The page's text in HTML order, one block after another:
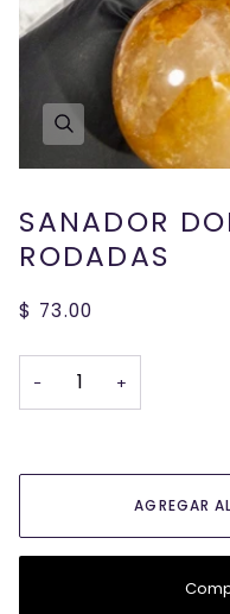
SANADOR
RODADAS
$ 73.00
− +
AGREGAR